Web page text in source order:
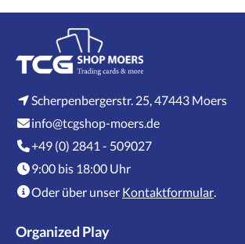
Scherpenbergerstr. 25, 47443 Moers
info@tcgshop-moers.de
+49 (0) 2841 - 509027
9:00 bis 18:00 Uhr
Oder über unser Kontaktformular
Organized Play